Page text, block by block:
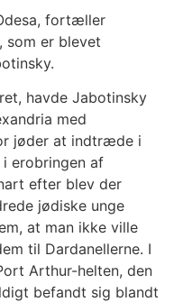
fortæller
som er blevet
havde Jabotinsky
med
jøder at indtræde i
erobringen af
efter blev der
jødiske unge
at man ikke ville
til Dardanellerne. I
Arthur-helten, den
befandt sig blandt